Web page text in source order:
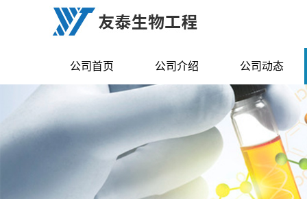
公司首页 公司介绍 公司动态